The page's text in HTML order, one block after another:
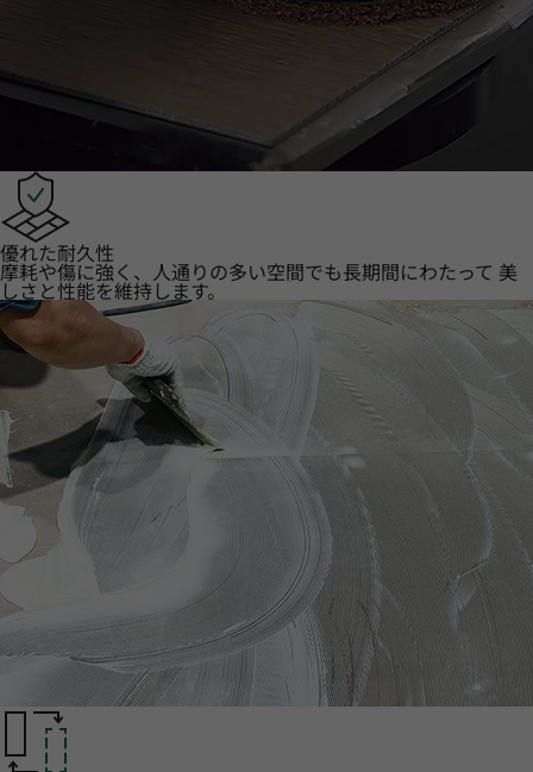
優れた耐久性
摩耗や傷に強く、人通りの多い空間でも長期間にわたって 美
しさと性能を維持します。